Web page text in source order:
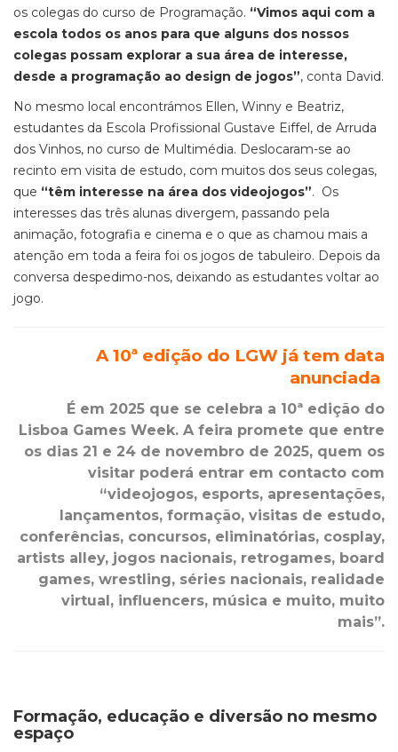
os colegas do curso de Programação. “Vimos aqui com a
escola todos os anos para que alguns dos nossos
colegas possam explorar a sua área de interesse,
desde a programação ao design de jogos”, conta David.
No mesmo local encontrámos Ellen, Winny e Beatriz,
estudantes da Escola Profissional Gustave Eiffel, de Arruda
dos Vinhos, no curso de Multimédia. Deslocaram-se ao
recinto em visita de estudo, com muitos dos seus colegas,
que “têm interesse na área dos videojogos”. Os
interesses das três alunas divergem, passando pela
animação, fotografia e cinema e o que as chamou mais a
atenção em toda a feira foi os jogos de tabuleiro. Depois da
conversa despedimo-nos, deixando as estudantes voltar ao
jogo.
A 10ª edição do LGW já tem data
anunciada
É em 2025 que se celebra a 10ª edição do
Lisboa Games Week. A feira promete que entre
os dias 21 e 24 de novembro de 2025, quem os
visitar poderá entrar em contacto com
“videojogos, esports, apresentações,
lançamentos, formação, visitas de estudo,
conferências, concursos, eliminatórias, cosplay,
artists alley, jogos nacionais, retrogames, board
games, wrestling, séries nacionais, realidade
virtual, influencers, música e muito, muito
mais”.
Formação, educação e diversão no mesmo
espaço